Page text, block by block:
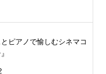
とピアノで愉しむシネマコ